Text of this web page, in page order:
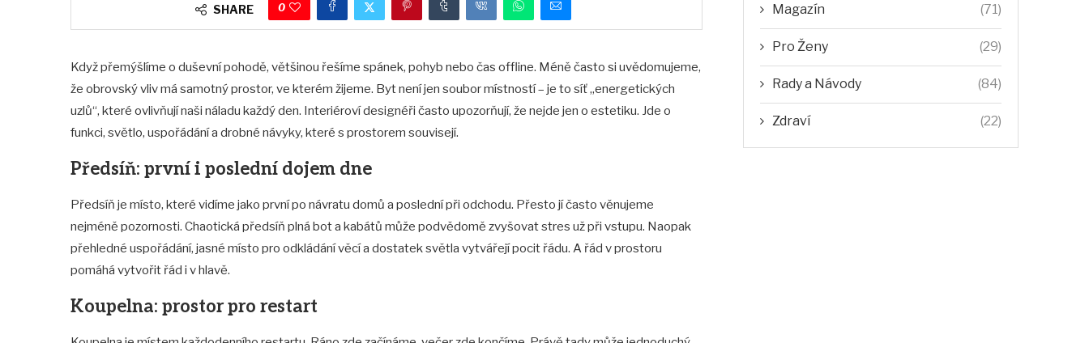
SHARE 0
Když přemýšlíme o duševní pohodě, většinou řešíme spánek, pohyb nebo čas offline. Méně často si uvědomujeme,
že obrovský vliv má samotný prostor, ve kterém žijeme. Byt není jen soubor místností – je to síť „energetických
uzlů“, které ovlivňují naši náladu každý den. Interiéroví designéři často upozorňují, že nejde jen o estetiku. Jde o
funkci, světlo, uspořádání a drobné návyky, které s prostorem souvisejí.
Předsíň: první i poslední dojem dne
Předsíň je místo, které vidíme jako první po návratu domů a poslední při odchodu. Přesto jí často věnujeme
nejméně pozornosti. Chaotická předsíň plná bot a kabátů může podvědomě zvyšovat stres už při vstupu. Naopak
přehledné uspořádání, jasné místo pro odkládání věcí a dostatek světla vytvářejí pocit řádu. A řád v prostoru
pomáhá vytvořit řád i v hlavě.
Koupelna: prostor pro restart
Magazín (71)
Pro Ženy (29)
Rady a Návody (84)
Zdraví (22)